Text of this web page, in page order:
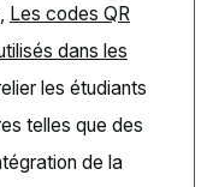
Les codes QR
dans les
les étudiants
telles que des
de la